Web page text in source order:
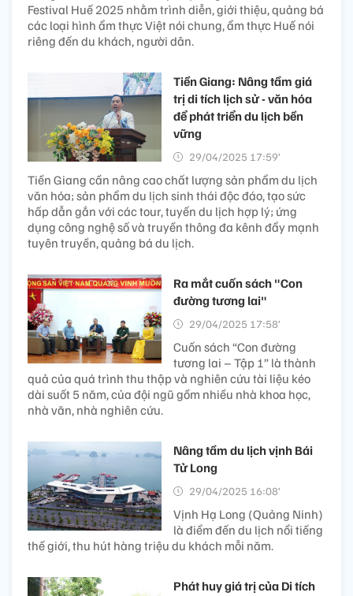
Festival Huế 2025 nhằm trình diễn, giới thiệu, quảng bá
các loại hình ẩm thực Việt nói chung, ẩm thực Huế nói
riêng đến du khách, người dân.
Tiền Giang: Nâng tầm giá
trị di tích lịch sử - văn hóa
để phát triển du lịch bền
vững
29/04/2025 17:59’
Tiền Giang cần nâng cao chất lượng sản phẩm du lịch
văn hóa; sản phẩm du lịch sinh thái độc đáo, tạo sức
hấp dẫn gắn với các tour, tuyến du lịch hợp lý; ứng
dụng công nghệ số và truyền thông đa kênh đẩy mạnh
tuyên truyền, quảng bá du lịch.
Ra mắt cuốn sách "Con
đường tương lai"
29/04/2025 17:58’
Cuốn sách “Con đường
tương lai – Tập 1” là thành
quả của quá trình thu thập và nghiên cứu tài liệu kéo
dài suốt 5 năm, của đội ngũ gồm nhiều nhà khoa học,
nhà văn, nhà nghiên cứu.
Nâng tầm du lịch vịnh Bái
Tử Long
29/04/2025 16:08’
Vịnh Hạ Long (Quảng Ninh)
là điểm đến du lịch nổi tiếng
thế giới, thu hút hàng triệu du khách mỗi năm.
Phát huy giá trị của Di tích